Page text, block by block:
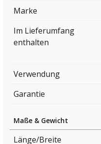
Marke
Im Lieferumfang
enthalten
Verwendung
Garantie
Maße & Gewicht
Länge/Breite